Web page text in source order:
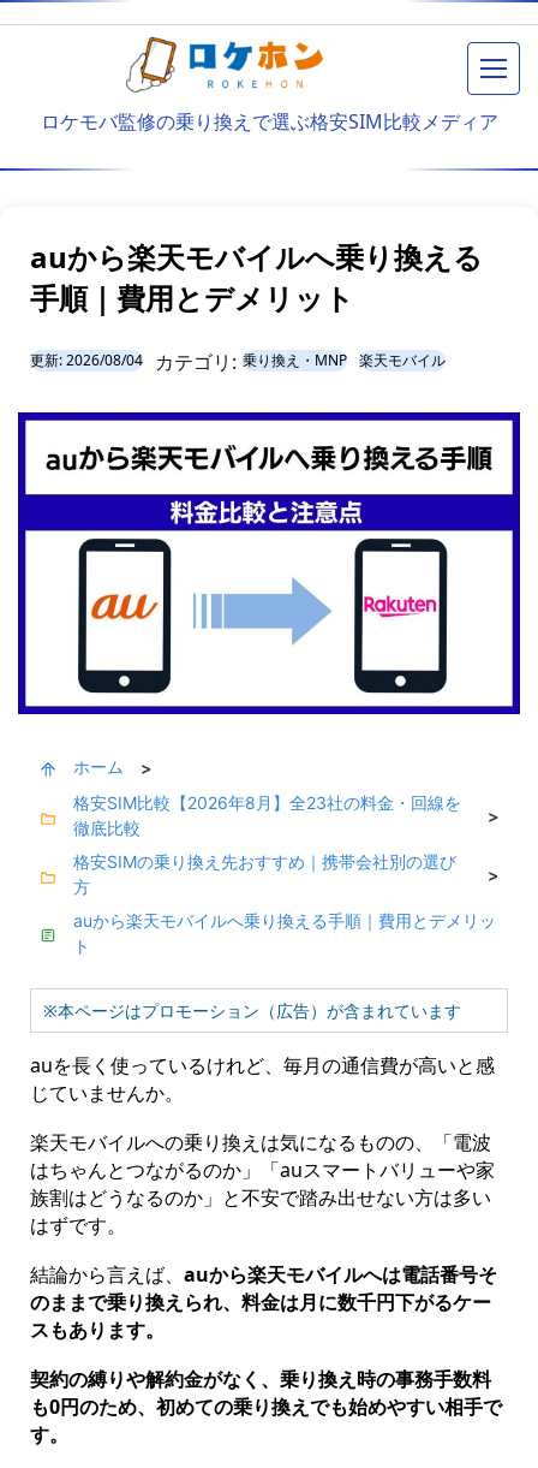
メニ
ロケモバ監修の乗り換えで選ぶ格安SIM比較メディア
auから楽天モバイルへ乗り換える
手順｜費用とデメリット
更新:2026/08/04 カテゴリ: 乗り換え・MNP 楽天モバイル
ホーム
>
格安SIM比較【2026年8月】全23社の料金・回線を
徹底比較
>
格安SIMの乗り換え先おすすめ｜携帯会社別の選び
方
>
auから楽天モバイルへ乗り換える手順｜費用とデメリッ
ト
※本ページはプロモーション（広告）が含まれています
auを長く使っているけれど、毎月の通信費が高いと感
じていませんか。
楽天モバイルへの乗り換えは気になるものの、「電波
はちゃんとつながるのか」「auスマートバリューや家
族割はどうなるのか」と不安で踏み出せない方は多い
はずです。
結論から言えば、 auから楽天モバイルへは電話番号そ
のままで乗り換えられ、料金は月に数千円下がるケー
スもあります。
契約の縛りや解約金がなく、乗り換え時の事務手数料
も0円のため、初めての乗り換えでも始めやすい相手で
す。